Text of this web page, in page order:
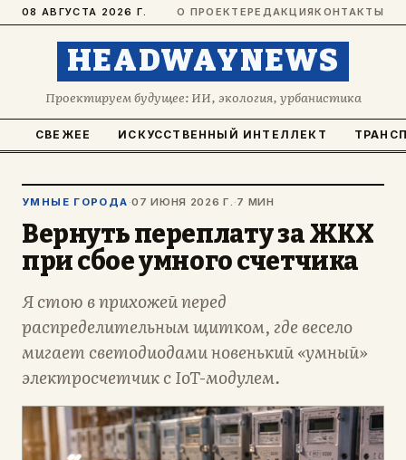
08 АВГУСТА 2026 Г. О ПРОЕКТЕРЕДАКЦИЯКОНТАКТЫ
HEADWAYNEWS
Проектируем будущее: ИИ, экология, урбанистика
СВЕЖЕЕ ИСКУССТВЕННЫЙ ИНТЕЛЛЕКТ
УМНЫЕ ГОРОДА ·07 ИЮНЯ 2026 Г. ·7 МИН
Вернуть переплату за ЖКХ
при сбое умного счетчика
Я стою в прихожей перед
распределительным щитком, где весело
мигает светодиодами новенький «умный»
электросчетчик с IoT-модулем.